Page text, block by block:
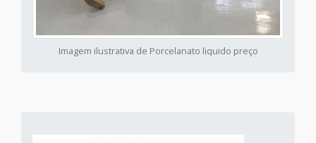
Imagem ilustrativa de Porcelanato liquido preço